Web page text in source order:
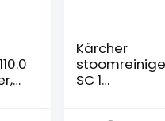
Kärcher
SC 1